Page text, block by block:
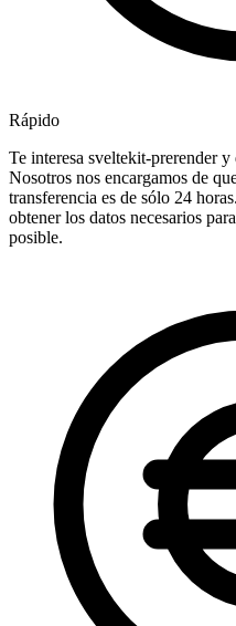
Rápido
Te interesa sveltekit-prerender
Nosotros nos encargamos de
transferencia es de sólo 24
obtener los datos necesarios
posible.